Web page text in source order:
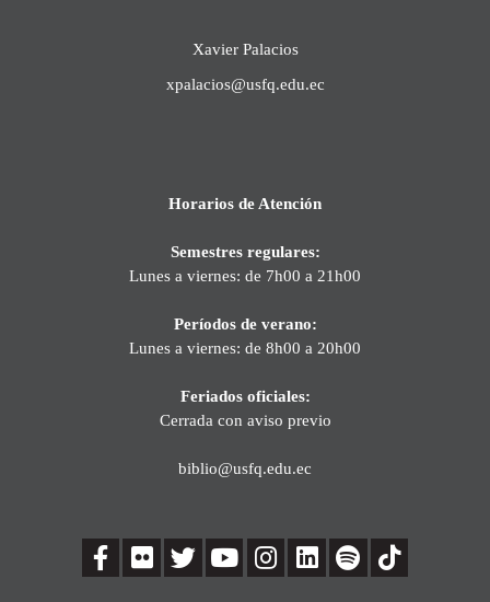
Xavier Palacios
xpalacios@usfq.edu.ec
Horarios de Atención
Semestres regulares:
Lunes a viernes: de 7h00 a 21h00
Períodos de verano:
Lunes a viernes: de 8h00 a 20h00
Feriados oficiales:
Cerrada con aviso previo
biblio@usfq.edu.ec